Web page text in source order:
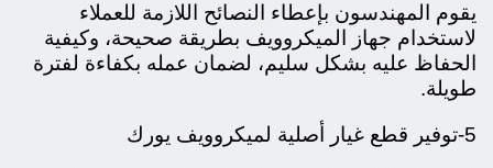
يقوم المهندسون بإعطاء النصائح اللازمة للعملاء
لاستخدام جهاز الميكروويف بطريقة صحيحة، وكيفية
الحفاظ عليه بشكل سليم، لضمان عمله بكفاءة لفترة
طويلة.
5-توفير قطع غيار أصلية لميكروويف يورك